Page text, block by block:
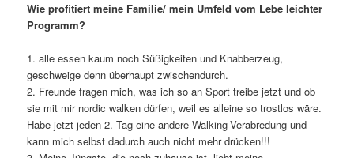
Wie profitiert meine Familie/ mein Umfeld vom Lebe leichter
Programm?
1. alle essen kaum noch Süßigkeiten und Knabberzeug,
geschweige denn überhaupt zwischendurch.
2. Freunde fragen mich, was ich so an Sport treibe jetzt und ob
sie mit mir nordic walken dürfen, weil es alleine so trostlos wäre.
Habe jetzt jeden 2. Tag eine andere Walking-Verabredung und
kann mich selbst dadurch auch nicht mehr drücken!!!